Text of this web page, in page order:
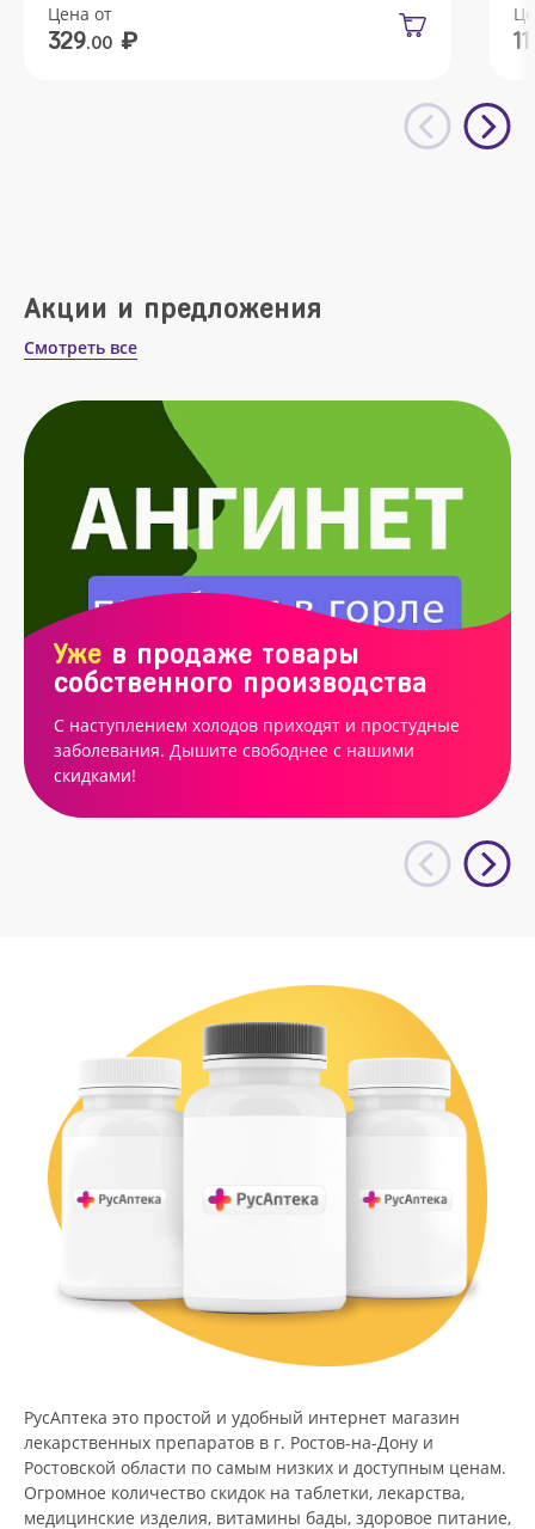
Цена от
329.00 ₽ 11
Акции и предложения
Смотреть все
Уже в продаже товары
собственного производства
С наступлением холодов приходят и простудные
заболевания. Дышите свободнее с нашими
скидками!
РусАптека это простой и удобный интернет магазин
лекарственных препаратов в г. Ростов-на-Дону и
Ростовской области по самым низких и доступным ценам.
Огромное количество скидок на таблетки, лекарства,
медицинские изделия, витамины бады, здоровое питание,